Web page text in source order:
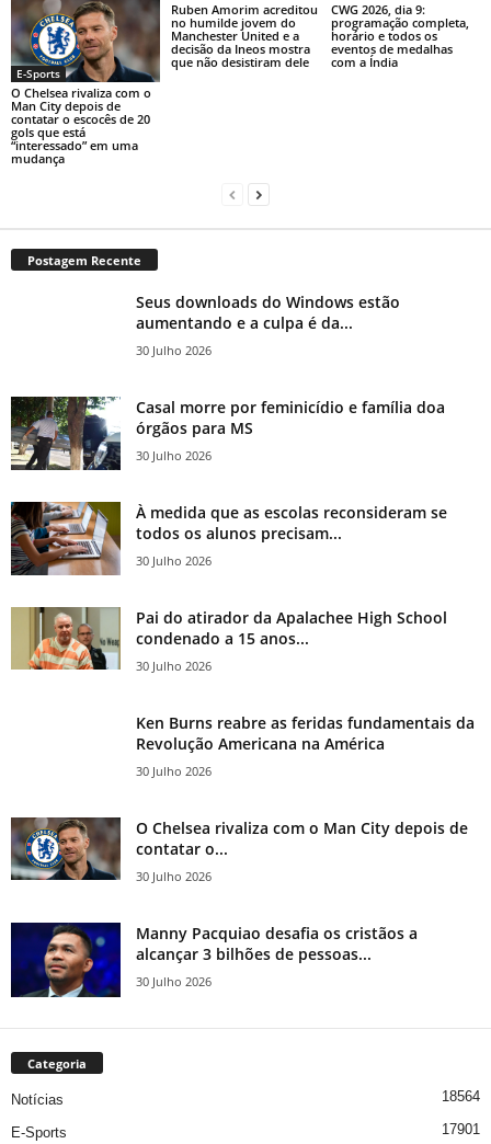
E-Sports
O Chelsea rivaliza com o
Man City depois de
contatar o escocês de 20
gols que está
“interessado” em uma
mudança
Ruben Amorim acreditou
no humilde jovem do
Manchester United e a
decisão da Ineos mostra
que não desistiram dele
CWG 2026, dia 9:
programação completa,
horário e todos os
eventos de medalhas
com a Índia
Postagem Recente
Seus downloads do Windows estão
aumentando e a culpa é da...
30 Julho 2026
Casal morre por feminicídio e família doa
órgãos para MS
30 Julho 2026
À medida que as escolas reconsideram se
todos os alunos precisam...
30 Julho 2026
Pai do atirador da Apalachee High School
condenado a 15 anos...
30 Julho 2026
Ken Burns reabre as feridas fundamentais da
Revolução Americana na América
30 Julho 2026
O Chelsea rivaliza com o Man City depois de
contatar o...
30 Julho 2026
Manny Pacquiao desafia os cristãos a
alcançar 3 bilhões de pessoas...
30 Julho 2026
Categoria
Notícias 18564
E-Sports 17901